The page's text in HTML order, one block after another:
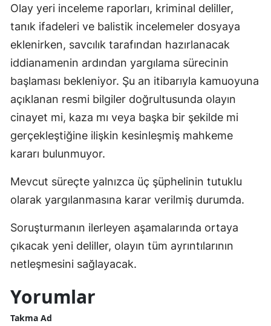
Olay yeri inceleme raporları, kriminal deliller,
tanık ifadeleri ve balistik incelemeler dosyaya
eklenirken, savcılık tarafından hazırlanacak
iddianamenin ardından yargılama sürecinin
başlaması bekleniyor. Şu an itibarıyla kamuoyuna
açıklanan resmi bilgiler doğrultusunda olayın
cinayet mi, kaza mı veya başka bir şekilde mi
gerçekleştiğine ilişkin kesinleşmiş mahkeme
kararı bulunmuyor.
Mevcut süreçte yalnızca üç şüphelinin tutuklu
olarak yargılanmasına karar verilmiş durumda.
Soruşturmanın ilerleyen aşamalarında ortaya
çıkacak yeni deliller, olayın tüm ayrıntılarının
netleşmesini sağlayacak.
Yorumlar
Takma Ad